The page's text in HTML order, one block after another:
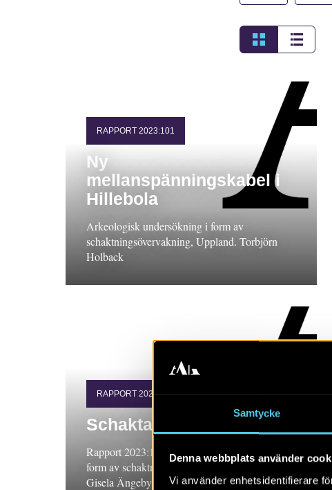
Samtycke
Denna webbplats använder
Vi använder enhetsidentifierare
RAPPORT 2023:101
Ny
mellanspänningskabel i
Hillebola
Arkeologisk undersökning i form av
schaktningsövervakning, Uppland. Torbjörn
Holback
RAPPORT 2023:103
Schaktat för VA-ledning
Rapport 2023:103. Arkeologisk undersökning i
form av schaktningsövervakning, Halland.
Gisela Ängeby